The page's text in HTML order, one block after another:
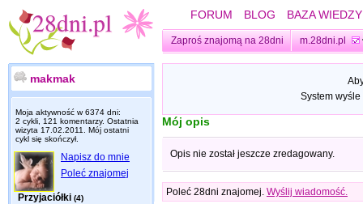
FORUM BLOG BAZA WIEDZY
Zaproś znajomą na 28dni m.28dni.pl
makmak
Moja aktywność w 6374 dni:
2 cykli, 121 komentarzy. Ostatnia
wizyta 17.02.2011
. Mój ostatni
cykl się skończył.
Napisz do mnie
Poleć znajomej
Przyjaciółki (4)
System
Mój opis
Opis nie został jeszcze zredagowany.
Poleć 28dni znajomej. Wyślij wiadomość.